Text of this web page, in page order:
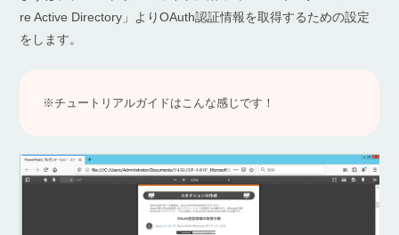
re Active Directory」よりOAuth認証情報を取得するための設定
をします。
※チュートリアルガイドはこんな感じです！